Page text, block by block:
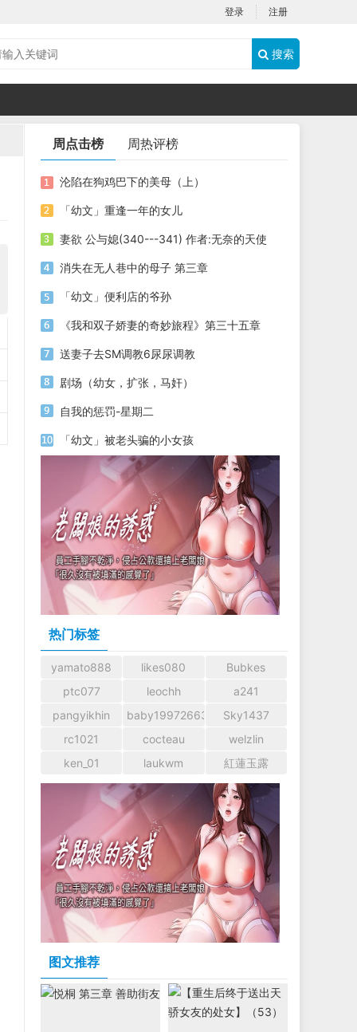
登录 注册
搜索
周点击榜 周热评榜
沦陷在狗鸡巴下的美母（上）
「幼文」重逢一年的女儿
妻欲 公与媳(340---341) 作者:无奈的天使
消失在无人巷中的母子 第三章
「幼文」便利店的爷孙
《我和双子娇妻的奇妙旅程》第三十五章
送妻子去SM调教6尿尿调教
剧场（幼女，扩张，马奸）
自我的惩罚-星期二
「幼文」被老头骗的小女孩
热门标签
yamato888 likes080
Bubkes
ptc077
leochh
a241
pangyikhin
baby1997266366
Sky1437
rc1021
cocteau
welzlin
ken_01
laukwm 紅蓮玉露
图文推荐